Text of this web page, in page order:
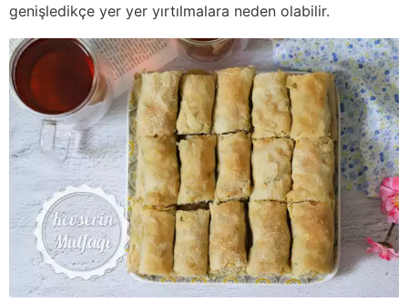
genişledikçe yer yer yırtılmalara neden olabilir.